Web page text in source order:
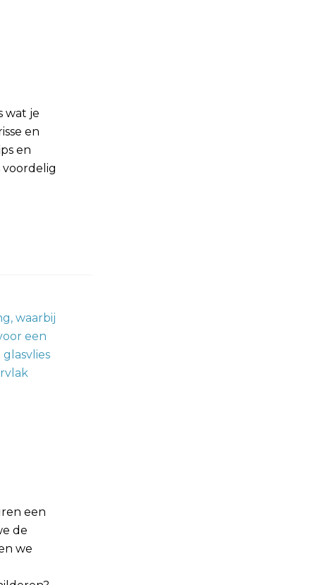
wat je
en
en
een
de
we